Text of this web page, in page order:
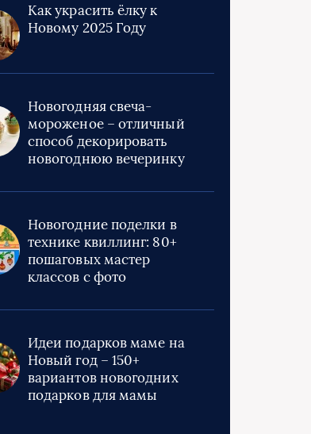
Как украсить ёлку к
Новому 2025 Году
Новогодняя свеча-
мороженое – отличный
способ декорировать
новогоднюю вечеринку
Новогодние поделки в
технике квиллинг: 80+
пошаговых мастер
классов с фото
Идеи подарков маме на
Новый год – 150+
вариантов новогодних
подарков для мамы